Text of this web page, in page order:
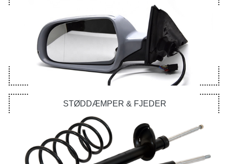
STØDDÆMPER & FJEDER